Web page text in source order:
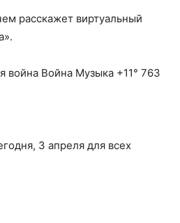
расскажет виртуальный
война Война Музыка +11° 763
3 апреля для всех